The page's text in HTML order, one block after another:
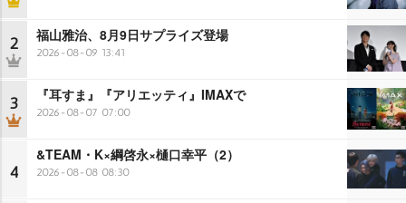
2 福山雅治、8月9日サプライズ登場
2026-08-09 13:41
3 『耳すま』『アリエッティ』IMAXで
2026-08-07 07:00
4
&TEAM・K×綱啓永×樋口幸平（2）
2026-08-08 08:30